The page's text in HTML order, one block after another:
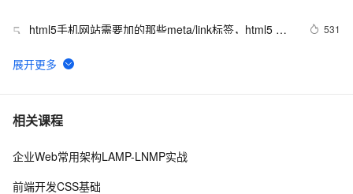
5
html5手机网站需要加的那些meta/link标签，html5
531
6
7 C#服务器端获取客户端(html)控件值
8 HTML DOM addEventListener() 方法示例
相关课程
企业Web常用架构LAMP-LNMP实战
前端开发CSS基础